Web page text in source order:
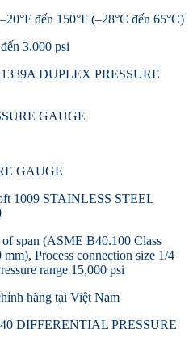
đến 150°F (–28°C đến 65°C)
3.000 psi
DUPLEX PRESSURE
GAUGE
GAUGE
1009 STAINLESS STEEL
span (ASME B40.100 Class
Process connection size 1/4
range 15,000 psi
hãng tại Việt Nam
DIFFERENTIAL PRESSURE